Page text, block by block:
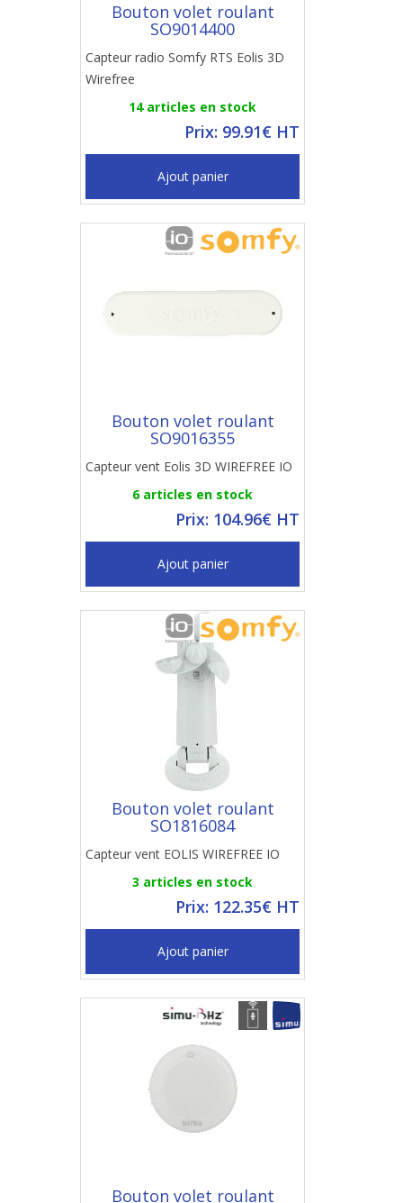
Bouton volet roulant
SO9014400
Capteur radio Somfy RTS Eolis 3D
Wirefree
14 articles en stock
Prix: 99.91€ HT
Ajout panier
Bouton volet roulant
SO9016355
Capteur vent Eolis 3D WIREFREE IO
6 articles en stock
Prix: 104.96€ HT
Ajout panier
Bouton volet roulant
SO1816084
Capteur vent EOLIS WIREFREE IO
3 articles en stock
Prix: 122.35€ HT
Ajout panier
Bouton volet roulant